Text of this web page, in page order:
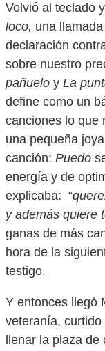
Volvió al teclado
loco, una
declaración
sobre nuestro
pañuelo y La
define como un
canciones lo que
una pequeña
canción: Puedo
energía y de
explicaba: “
y además quiere
ganas de más
hora de la
testigo.
Y entonces llegó
veteranía,
llenar la plaza